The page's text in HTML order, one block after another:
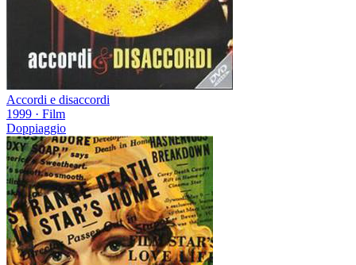
Accordi e disaccordi
1999 · Film
Doppiaggio